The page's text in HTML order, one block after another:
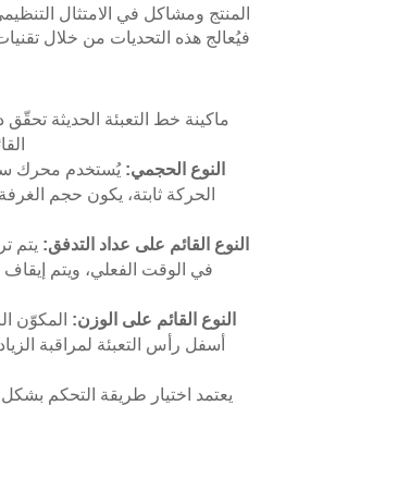
المنتج ومشاكل في الامتثال
فيُعالج هذه التحديات من خلال
ماكينة خط التعبئة الحديثة
النوع الحجمي:يُستخدم محرك
الحركة ثابتة، يكون حجم
النوع القائم على عداد التدفق: يتم
في الوقت الفعلي، ويتم إيقاف
النوع القائم على الوزن:
أسفل رأس التعبئة لمراقبة
يعتمد اختيار طريقة التحكم